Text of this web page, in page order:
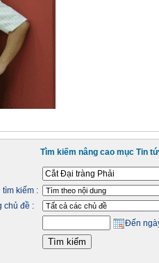
Tìm kiếm nâng cao mục Tin
tìm kiếm :
chủ đề :
Đến